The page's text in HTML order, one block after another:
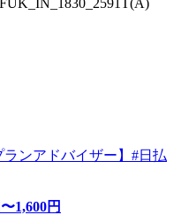
ンアドバイザー】#日払
1,600円